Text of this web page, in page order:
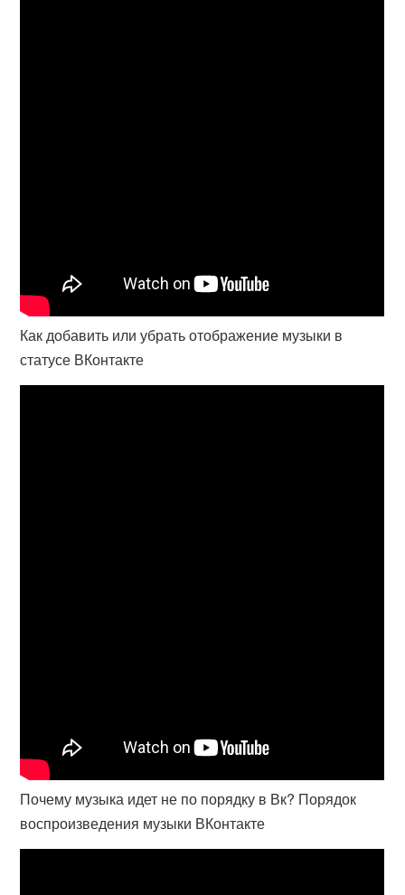
Как добавить или убрать отображение музыки в
статусе ВКонтакте
Почему музыка идет не по порядку в Вк? Порядок
воспроизведения музыки ВКонтакте